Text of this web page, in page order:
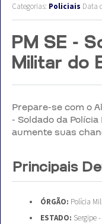
Categorias: Policiais Data
PM SE -
Militar do
Prepare-se com o
- Soldado da
aumente suas
Principais
ÓRGÃO: Polícia
ESTADO: Sergipe -